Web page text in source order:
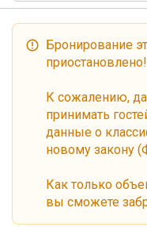
Бронирование
приостановлено!
К сожалению,
принимать
данные о
новому закону
Как только
вы сможете